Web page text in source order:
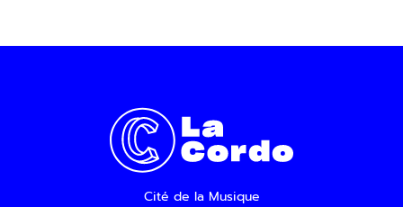
Cité de la Musique